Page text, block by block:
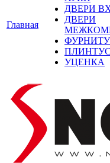
Главная
ДВЕРИ
ДВЕРИ
УЦЕНКА